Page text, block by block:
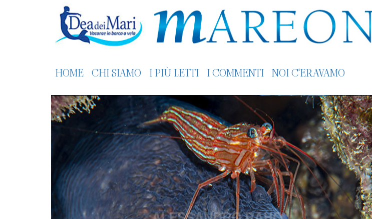
HOME CHI SIAMO I PIÙ LETTI I COMMENTI NOI C'ERAVAMO